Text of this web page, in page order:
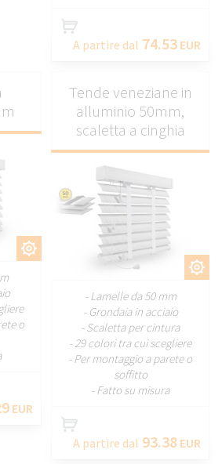
A partire dal 74.53 EUR
o
EUR
PERSONALIZZARE
Tende veneziane in
alluminio 50mm,
scaletta a cinghia
- Lamelle da 50 mm
- Grondaia in acciaio
- Scaletta per cintura
- 29 colori tra cui scegliere
- Per montaggio a parete o
soffitto
- Fatto su misura
A partire dal 93.38 EUR